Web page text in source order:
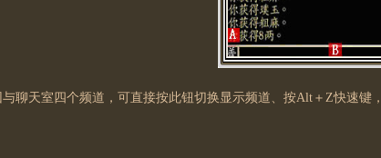
聊天室四个频道，可直接按此钮切换显示频道、按Alt＋Z快速键